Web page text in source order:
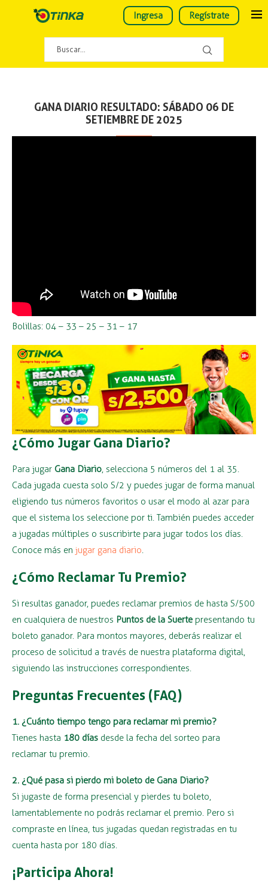
Ingresa Regístrate
GANA DIARIO RESULTADO: SÁBADO 06 DE
SETIEMBRE DE 2025
Bolillas: 04 – 33 – 25 – 31 – 17
¿Cómo Jugar Gana Diario?
Para jugar Gana Diario, selecciona 5 números del 1 al 35.
Cada jugada cuesta solo S/2 y puedes jugar de forma manual
eligiendo tus números favoritos o usar el modo al azar para
que el sistema los seleccione por ti. También puedes acceder
a jugadas múltiples o suscribirte para jugar todos los días.
Conoce más en jugar gana diario.
¿Cómo Reclamar Tu Premio?
Si resultas ganador, puedes reclamar premios de hasta S/500
en cualquiera de nuestros Puntos de la Suerte presentando tu
boleto ganador. Para montos mayores, deberás realizar el
proceso de solicitud a través de nuestra plataforma digital,
siguiendo las instrucciones correspondientes.
Preguntas Frecuentes (FAQ)
1. ¿Cuánto tiempo tengo para reclamar mi premio?
Tienes hasta 180 días desde la fecha del sorteo para
reclamar tu premio.
2. ¿Qué pasa si pierdo mi boleto de Gana Diario?
Si jugaste de forma presencial y pierdes tu boleto,
lamentablemente no podrás reclamar el premio. Pero si
compraste en línea, tus jugadas quedan registradas en tu
cuenta hasta por 180 días.
¡Participa Ahora!